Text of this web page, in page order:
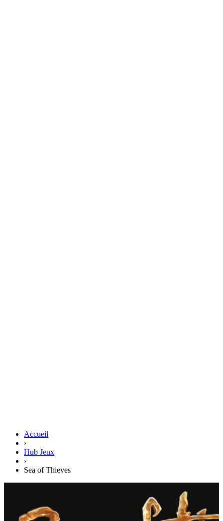
Accueil
›
Hub Jeux
›
Sea of Thieves